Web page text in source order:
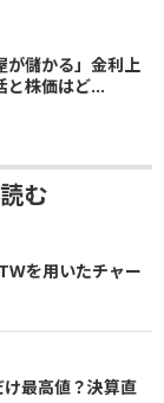
が儲かる」金利上
と株価はど...
む
を用いたチャー
け最高値？決算直